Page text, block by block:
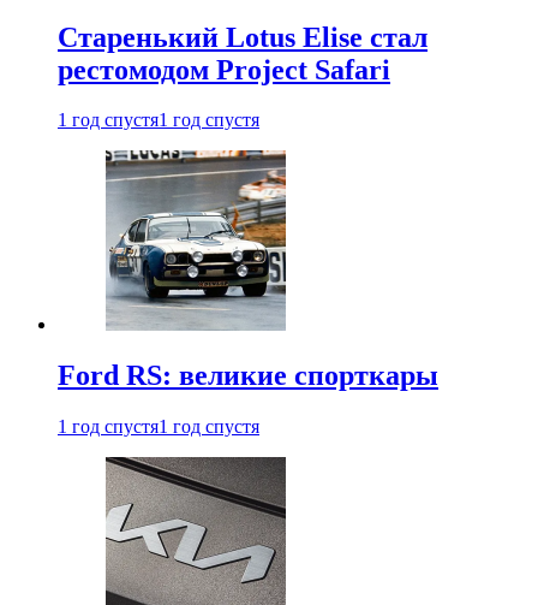
Старенький Lotus Elise стал
рестомодом Project Safari
1 год спустя1 год спустя
Ford RS: великие спорткары
1 год спустя1 год спустя